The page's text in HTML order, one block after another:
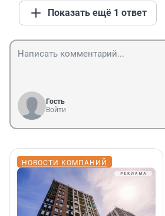
Показать ещё 1 ответ
Гость
Войти
НОВОСТИ КОМПАНИЙ